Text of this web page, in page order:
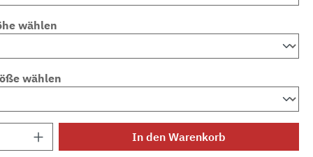
wählen
wählen
Anzahl: Gib den gewünschten Wert ein
In den Warenkorb